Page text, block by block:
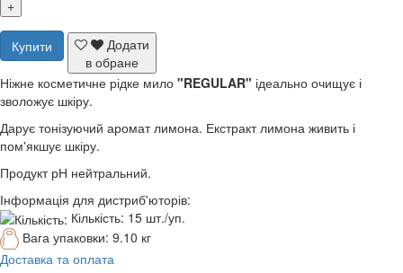
+
Купити
Додати
в обране
Ніжне косметичне рідке мило "REGULAR" ідеально очищує і
зволожує шкіру.
Дарує тонізуючий аромат лимона. Екстракт лимона живить і
пом'якшує шкіру.
Продукт рН нейтральний.
Інформація для дистриб'юторів:
Кількість: 15 шт./уп.
Вага упаковки: 9.10 кг
Доставка та оплата